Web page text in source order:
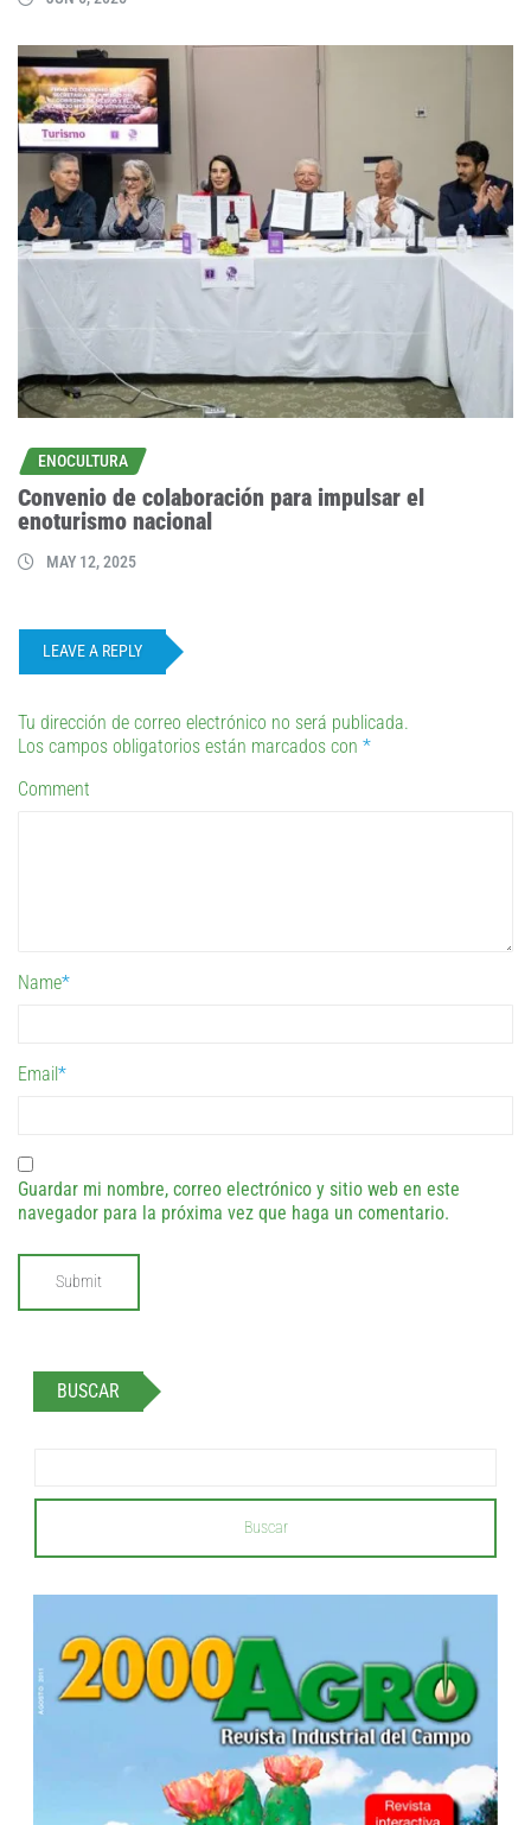
ENOCULTURA
Convenio de colaboración para impulsar el
enoturismo nacional
MAY 12, 2025
LEAVE A REPLY
Tu dirección de correo electrónico no será publicada.
Los campos obligatorios están marcados con *
Comment
Name*
Email*
Guardar mi nombre, correo electrónico y sitio web en este
navegador para la próxima vez que haga un comentario.
BUSCAR
Buscar